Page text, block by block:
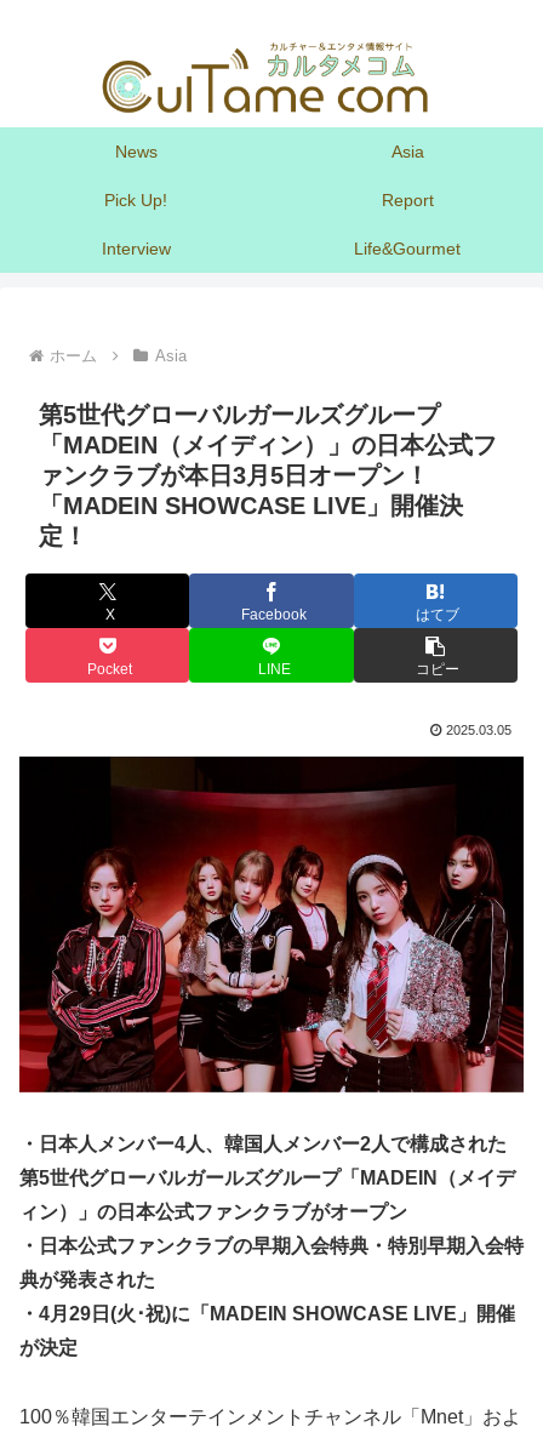
News Asia
Pick Up! Report
Interview Life&Gourmet
ホーム Asia
第5世代グローバルガールズグループ
「MADEIN（メイディン）」の日本公式フ
ァンクラブが本日3月5日オープン！
「MADEIN SHOWCASE LIVE」開催決
定！
X Facebook はてブ
Pocket LINE コピー
2025.03.05
・日本人メンバー4人、韓国人メンバー2人で構成された
第5世代グローバルガールズグループ「MADEIN（メイデ
ィン）」の日本公式ファンクラブがオープン
・日本公式ファンクラブの早期入会特典・特別早期入会特
典が発表された
・4月29日(火･祝)に「MADEIN SHOWCASE LIVE」開催
が決定
100％韓国エンターテインメントチャンネル「Mnet」およ